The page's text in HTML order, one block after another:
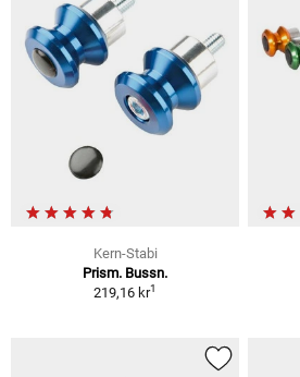
Kern-Stabi
Prism. Bussn.
219,16 kr1